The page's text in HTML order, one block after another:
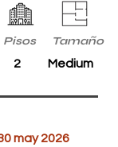
Pisos Tamaño
2 Medium
may 2026